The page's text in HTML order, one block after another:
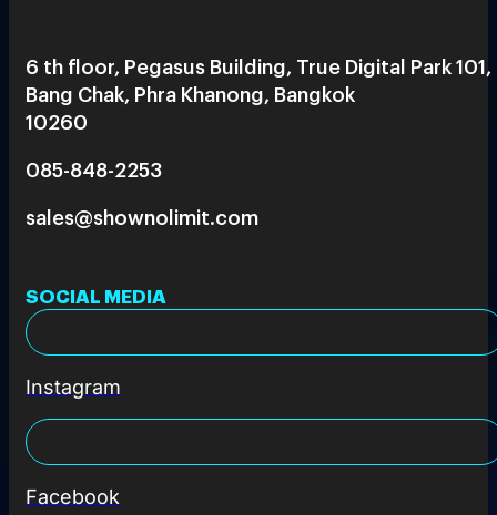
6 th floor, Pegasus Building, True Digital Park 101,
Bang Chak, Phra Khanong, Bangkok
10260
085-848-2253
sales@shownolimit.com
SOCIAL MEDIA
Instagram
Facebook